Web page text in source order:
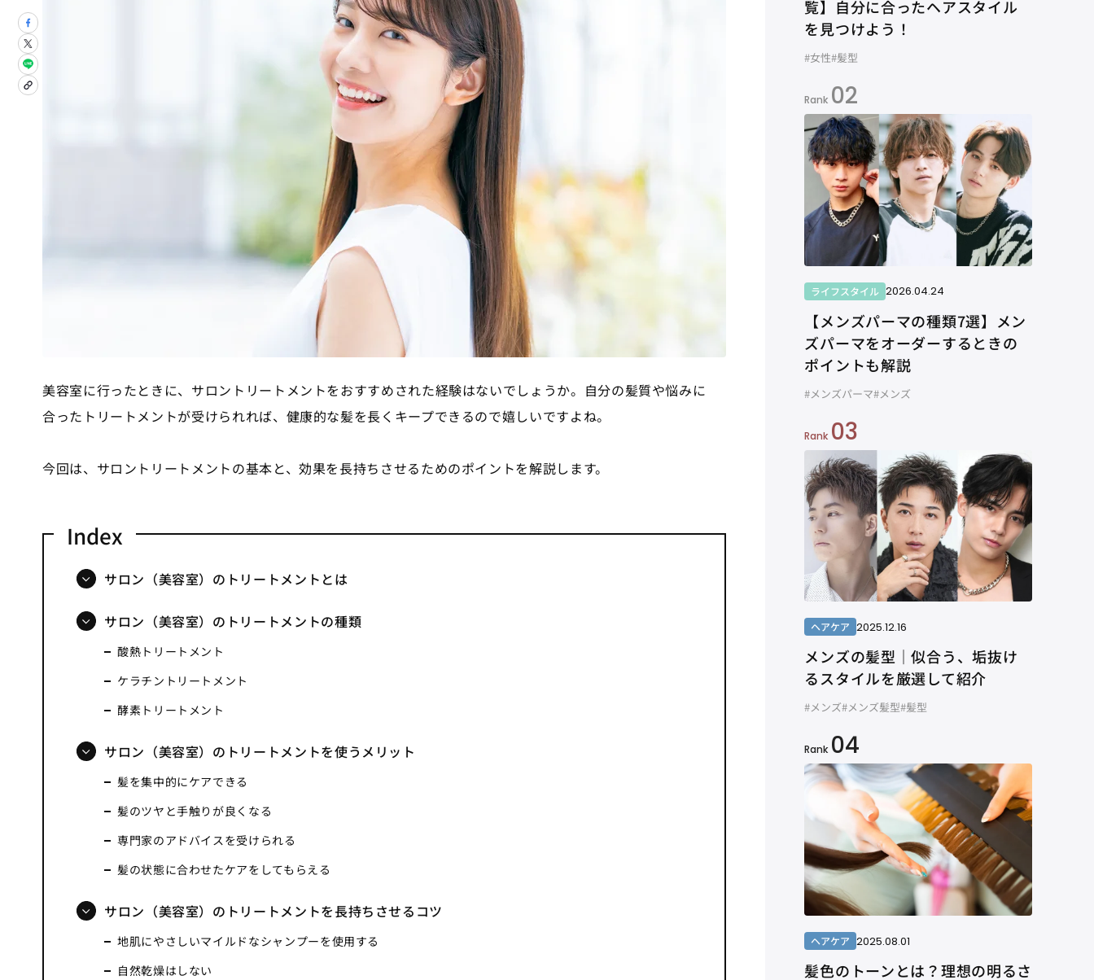
美容室に行ったときに、サロントリートメントをおすすめされた経験はないでしょうか。自分の髪質や悩みに
合ったトリートメントが受けられれば、健康的な髪を長くキープできるので嬉しいですよね。
今回は、サロントリートメントの基本と、効果を長持ちさせるためのポイントを解説します。
サロン（美容室）のトリートメントとは
サロン（美容室）のトリートメントの種類
酸熱トリートメント
ケラチントリートメント
酵素トリートメント
サロン（美容室）のトリートメントを使うメリット
髪を集中的にケアできる
髪のツヤと手触りが良くなる
専門家のアドバイスを受けられる
髪の状態に合わせたケアをしてもらえる
サロン（美容室）のトリートメントを長持ちさせるコツ
地肌にやさしいマイルドなシャンプーを使用する
自然乾燥はしない
覧】自分に合ったヘアスタイル
を見つけよう！
#女性#髪型
Rank 02
ライフスタイル 2026.04.24
【メンズパーマの種類7選】メン
ズパーマをオーダーするときの
ポイントも解説
#メンズパーマ#メンズ
Rank 03
ヘアケア 2025.12.16
メンズの髪型｜似合う、垢抜け
るスタイルを厳選して紹介
#メンズ#メンズ髪型#髪型
Rank 04
ヘアケア 2025.08.01
髪色のトーンとは？理想の明るさ